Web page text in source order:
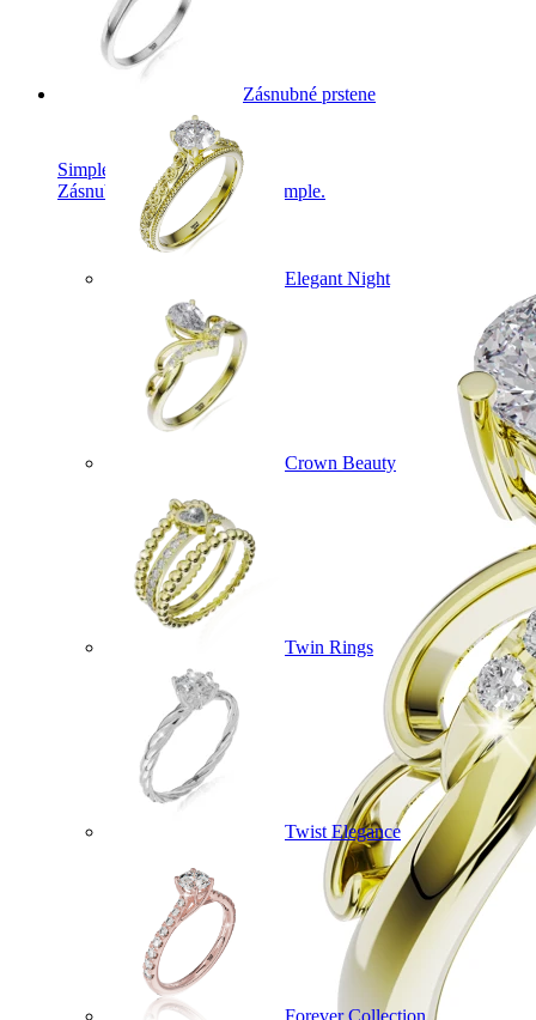
Simple Collection
Zásnubné prstne z kolekcie Simple.
Zásnubné prstene
Elegant Night
Crown Beauty
Twin Rings
Twist Elegance
Forever Collection